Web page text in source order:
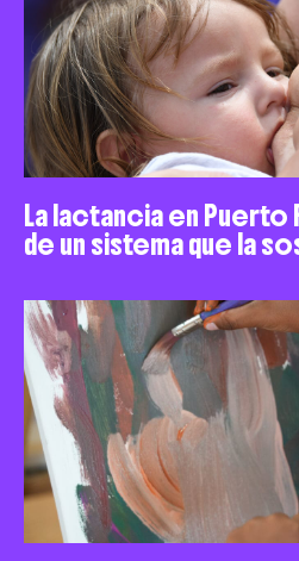
La lactancia en
de un sistema que la